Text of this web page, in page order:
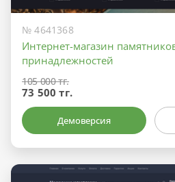
№ 4641368
Интернет-магазин
принадлежностей
105 000 тг.
73 500 тг.
Демоверсия